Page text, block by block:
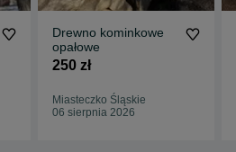
Drewno kominkowe
opałowe
250 zł
Miasteczko Śląskie
06 sierpnia 2026